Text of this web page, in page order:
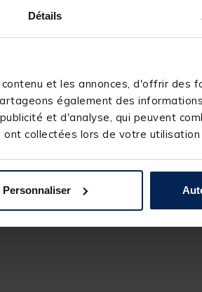
Détails
et les annonces, d'offrir des
également des
et d'analyse, qui peuvent
collectées lors de votre utilisation
Personnaliser
1
/ 0.28mm